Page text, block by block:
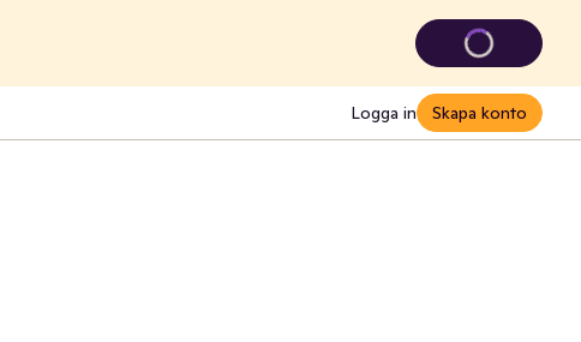
Logga in Skapa konto